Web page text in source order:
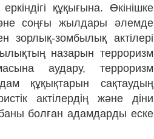
құқығына. Өкінішке
соңғы жылдары әлемде
зорлық-зомбылық актілері
назарын терроризм
аудару, терроризм
құқықтарын сақтаудың
актілердің және діни
болған адамдарды еске